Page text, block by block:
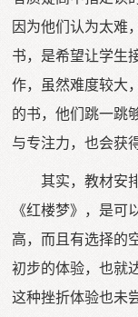
因为他们认为太难
书，是希望让学生
作，虽然难度较大
的书，他们跳一跳
与专注力，也会获
其实，教材安
《红楼梦》，是可
高，而且有选择的
初步的体验，也就
这种挫折体验也未